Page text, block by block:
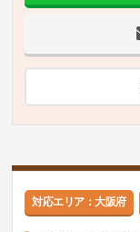
対応エリア：大阪府